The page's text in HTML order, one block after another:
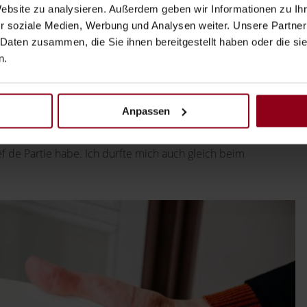
zu analysieren. Außerdem geben wir Informationen zu
soziale Medien, Werbung und Analysen weiter. Unsere
zusammen, die Sie ihnen bereitgestellt haben oder die
Anpassen
Das liegt mir. Und ich bereue es noch immer nicht,
wie ist es, woanders zu sein?
Kollegen hatte, war es durchaus auch eine
und Kollegen zu sehen und natürlich war das
Zeit gut angekommen, schätze meine neuen
de Partie habe. Ich durfte mich auch gleich beim